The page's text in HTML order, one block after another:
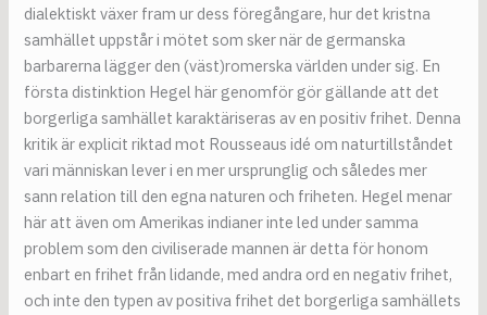
dialektiskt växer fram ur dess föregångare, hur det kristna
samhället uppstår i mötet som sker när de germanska
barbarerna lägger den (väst)romerska världen under sig. En
första distinktion Hegel här genomför gör gällande att det
borgerliga samhället karaktäriseras av en positiv frihet. Denna
kritik är explicit riktad mot Rousseaus idé om naturtillståndet
vari människan lever i en mer ursprunglig och således mer
sann relation till den egna naturen och friheten. Hegel menar
här att även om Amerikas indianer inte led under samma
problem som den civiliserade mannen är detta för honom
enbart en frihet från lidande, med andra ord en negativ frihet,
och inte den typen av positiva frihet det borgerliga samhällets